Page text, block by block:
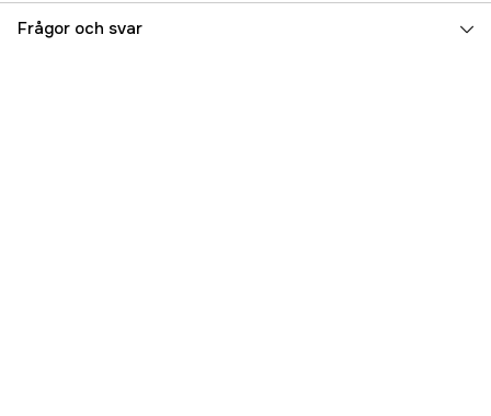
Referensnummer 5000024220
Frågor och svar